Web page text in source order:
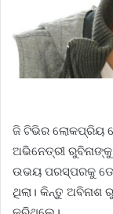
ଜି ଟିଭିର ଲୋକପ୍ରିୟ
ଅଭିନେତ୍ରୀ
ଉଭୟ ପରସ୍ପରକୁ
ଥିଲା। କିନ୍ତୁ ଅବିନାଶ